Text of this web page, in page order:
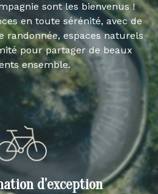
sont les bienvenus !
en toute sérénité, avec de
randonnée, espaces naturels
pour partager de beaux
ensemble.
d’exception